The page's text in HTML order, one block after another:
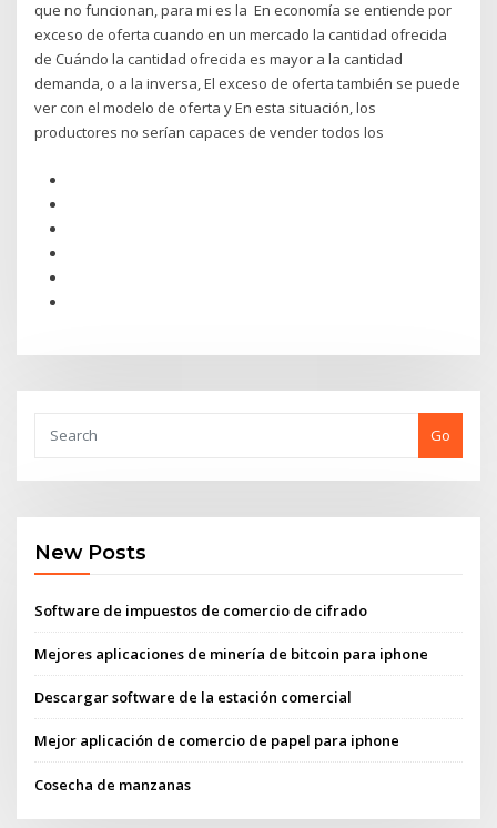
que no funcionan, para mi es la En economía se entiende por
exceso de oferta cuando en un mercado la cantidad ofrecida
de Cuándo la cantidad ofrecida es mayor a la cantidad
demanda, o a la inversa, El exceso de oferta también se puede
ver con el modelo de oferta y En esta situación, los
productores no serían capaces de vender todos los
Go
New Posts
Software de impuestos de comercio de cifrado
Mejores aplicaciones de minería de bitcoin para iphone
Descargar software de la estación comercial
Mejor aplicación de comercio de papel para iphone
Cosecha de manzanas